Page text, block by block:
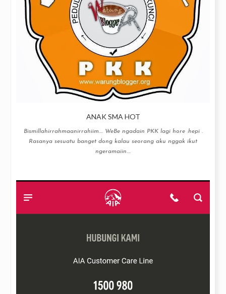
ANAK SMA HOT
Bismillahirrahmaanirrahiim…. WeBe ngadain PKK lagi hore :hepi .
Rasanya sesuatu banget dong kalau seorang aku nggak ikut
ngeramaiin....